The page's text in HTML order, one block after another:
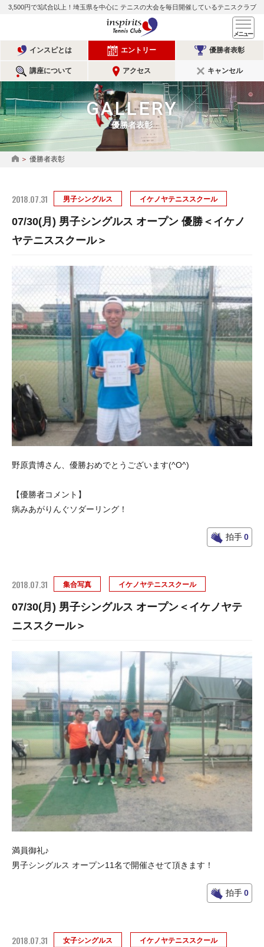
3,500円で3試合以上！埼玉県を中心に テニスの大会を毎日開催しているテニスクラブ
インスピリッツテニスクラ
インスピとは エントリー 優勝者表彰
講座について アクセス キャンセル
GALLERY
優勝者表彰
HOME
優勝者表彰
2018.07.31 男子シングルス イケノヤテニススクール
07/30(月) 男子シングルス オープン 優勝＜イケノ
ヤテニススクール＞
野原貴博さん、優勝おめでとうございます(^O^)
【優勝者コメント】
病みあがりんぐソダーリング！
拍手0
2018.07.31 集合写真 イケノヤテニススクール
07/30(月) 男子シングルス オープン＜イケノヤテ
ニススクール＞
満員御礼♪
男子シングルス オープン11名で開催させて頂きます！
拍手0
2018.07.31 女子シングルス イケノヤテニススクール